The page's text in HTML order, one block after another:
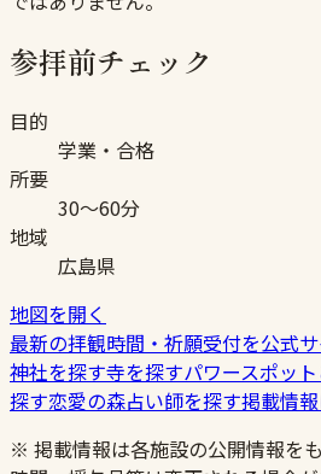
参拝前チェック
目的
学業・合格
所要
30〜60分
地域
広島県
地図を開く
最新の拝観時間・祈願受付を公式
神社を探す寺を探すパワースポット
探す恋愛の森占い師を探す掲載情
※ 掲載情報は各施設の公開情報を